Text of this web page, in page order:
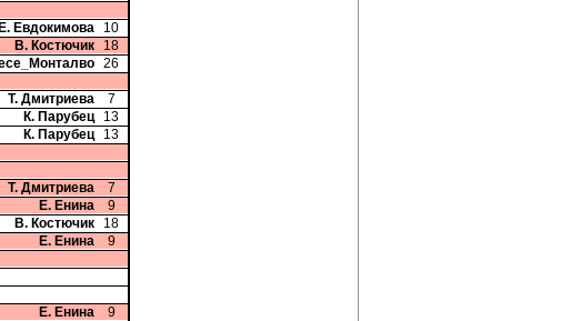
Е. Евдокимова
10
В. Костючик
18
26
Т. Дмитриева
7
К. Парубец
13
К. Парубец
13
Т. Дмитриева
7
Е. Енина
9
В. Костючик
18
Е. Енина
9
Е. Енина
9